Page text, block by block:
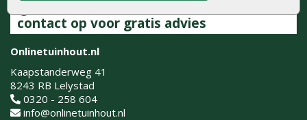
contact op voor gratis advies
Onlinetuinhout.nl
Kaapstanderweg 41
8243 RB Lelystad
0320 - 258 604
info@onlinetuinhout.nl